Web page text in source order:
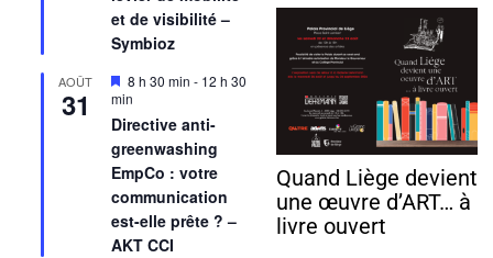
et de visibilité –
Symbioz
AOÛT
31
Mis
en
avant
8 h 30 min - 12 h 30
min
Directive anti-
greenwashing
EmpCo : votre
communication
est-elle prête ? –
AKT CCI
Quand Liège devient
une œuvre d’ART… à
livre ouvert